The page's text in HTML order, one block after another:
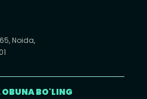
Noida,
BO'LING